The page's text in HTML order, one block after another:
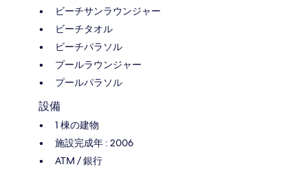
ビーチサンラウンジャー
ビーチタオル
ビーチパラソル
プールラウンジャー
プールパラソル
設備
1 棟の建物
施設完成年 : 2006
ATM / 銀行